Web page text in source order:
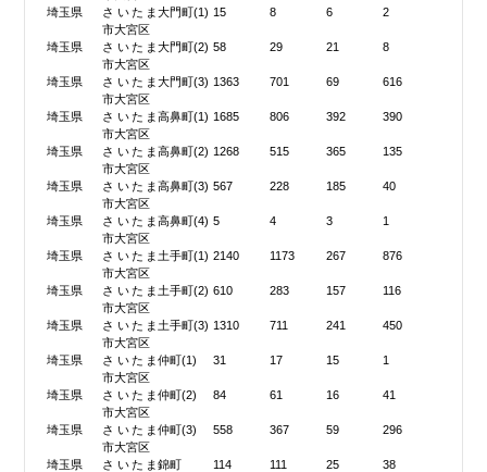
埼玉県
さいたま
市大宮区
大門町(1) 15 8 6 2
埼玉県
さいたま
市大宮区
大門町(2) 58 29 21 8
埼玉県
さいたま
市大宮区
大門町(3) 1363 701 69 616
埼玉県
さいたま
市大宮区
高鼻町(1) 1685 806 392 390
埼玉県
さいたま
市大宮区
高鼻町(2) 1268 515 365 135
埼玉県
さいたま
市大宮区
高鼻町(3) 567 228 185 40
埼玉県
さいたま
市大宮区
高鼻町(4) 5 4 3 1
埼玉県
さいたま
市大宮区
土手町(1) 2140 1173 267 876
埼玉県
さいたま
市大宮区
土手町(2) 610 283 157 116
埼玉県
さいたま
市大宮区
土手町(3) 1310 711 241 450
埼玉県
さいたま
市大宮区
仲町(1) 31 17 15 1
埼玉県
さいたま
市大宮区
仲町(2) 84 61 16 41
埼玉県
さいたま
市大宮区
仲町(3) 558 367 59 296
埼玉県
さいたま錦町 114 111 25 38